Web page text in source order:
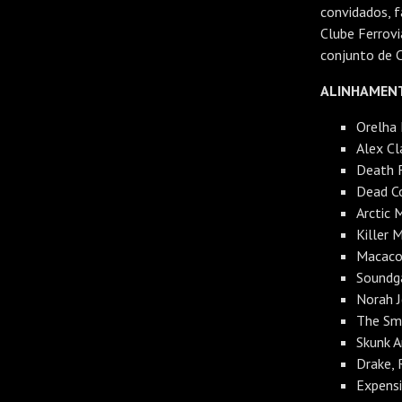
convidados,
Clube
conjunto de
Orelha
Alex
Death
Dead
Arctic
Killer
Norah
The
Skunk
Drake,